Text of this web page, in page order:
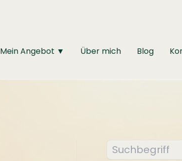
Mein Angebot ▼ Über mich Blog
Suchen